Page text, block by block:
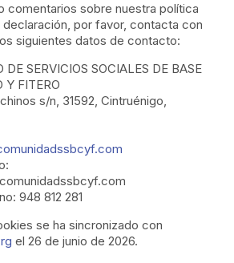
comentarios sobre nuestra política
por favor, contacta con
siguientes datos de contacto:
SERVICIOS SOCIALES DE BASE
Y FITERO
s/n, 31592, Cintruénigo,
948 812 281
se ha sincronizado con
el 26 de junio de 2026.